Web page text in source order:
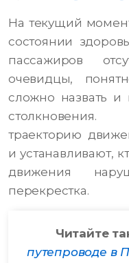
На текущий
состоянии
пассажиров
очевидцы,
сложно назвать и
столкновения.
траекторию
и устанавливают,
движения
перекрестка.
Читайте
путепроводе в